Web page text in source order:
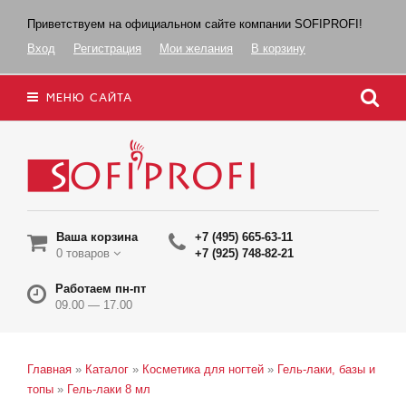
Приветствуем на официальном сайте компании SOFIPROFI!
Вход
Регистрация Мои желания В корзину
МЕНЮ САЙТА
Ваша корзина
0 товаров
+7 (495) 665-63-11
+7 (925) 748-82-21
Работаем пн-пт
09.00 — 17.00
Главная » Каталог » Косметика для ногтей » Гель-лаки, базы и
топы » Гель-лаки 8 мл